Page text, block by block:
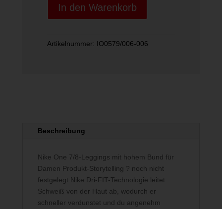
HR
TIGHT
In den Warenkorb
Artikelnummer: IO0579/006-006
Beschreibung
Nike One 7/8-Leggings mit hohem Bund für
Damen Produkt-Storytelling ? noch nicht
festgelegt Nike Dri-FIT-Technologie leitet
Schweiß von der Haut ab, wodurch er
schneller verdunstet und du angenehm